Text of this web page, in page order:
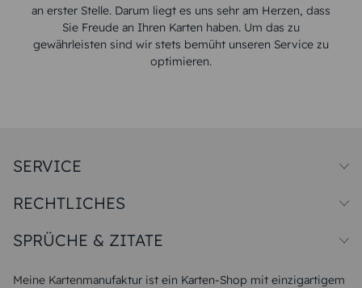
an erster Stelle. Darum liegt es uns sehr am Herzen, dass
Sie Freude an Ihren Karten haben. Um das zu
gewährleisten sind wir stets bemüht unseren Service zu
optimieren.
Meine Kartenmanufaktur ist ein Karten-Shop mit einzigartigem
SERVICE
Papiersorten
Unsere Produktion
Magazin
FAQ
RECHTLICHES
Widerrufsbelehrung
SPRÜCHE & ZITATE
Liebeskummer Sprüche